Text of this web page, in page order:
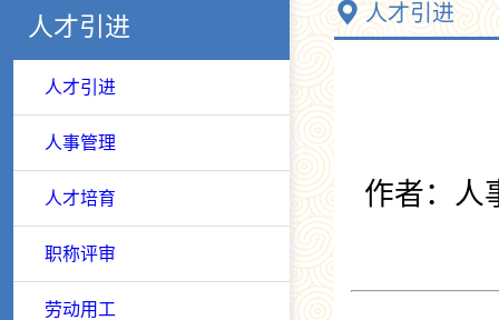
人才引进
人才引进
人事管理
人才培育
职称评审
劳动用工
人才引进
作者：